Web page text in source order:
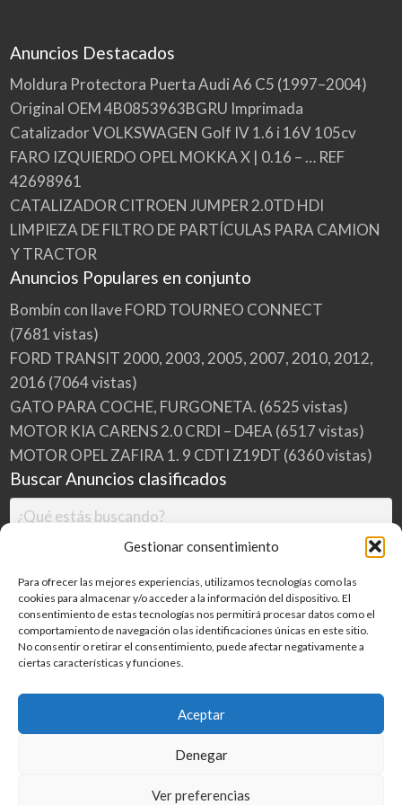
Gestionar consentimiento
Para ofrecer las mejores experiencias, utilizamos tecnologías como las
cookies para almacenar y/o acceder a la información del dispositivo. El
consentimiento de estas tecnologías nos permitirá procesar datos como el
comportamiento de navegación o las identificaciones únicas en este sitio.
No consentir o retirar el consentimiento, puede afectar negativamente a
ciertas características y funciones.
Aceptar
Denegar
Ver preferencias
Anuncios Destacados
Moldura Protectora Puerta Audi A6 C5 (1997–2004)
Original OEM 4B0853963BGRU Imprimada
Catalizador VOLKSWAGEN Golf IV 1.6 i 16V 105cv
FARO IZQUIERDO OPEL MOKKA X | 0.16 – … REF
42698961
CATALIZADOR CITROEN JUMPER 2.0TD HDI
LIMPIEZA DE FILTRO DE PARTÍCULAS PARA CAMION
Y TRACTOR
Anuncios Populares en conjunto
Bombín con llave FORD TOURNEO CONNECT
(7681 vistas)
FORD TRANSIT 2000, 2003, 2005, 2007, 2010, 2012,
2016 (7064 vistas)
GATO PARA COCHE, FURGONETA. (6525 vistas)
MOTOR KIA CARENS 2.0 CRDI – D4EA (6517 vistas)
MOTOR OPEL ZAFIRA 1. 9 CDTI Z19DT (6360 vistas)
Buscar Anuncios clasificados